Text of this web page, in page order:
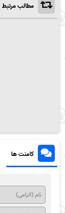
مطالب مرتبط
کامنت ها